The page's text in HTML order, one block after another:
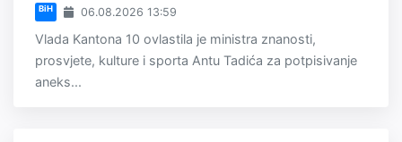
BiH 06.08.2026 13:59
Vlada Kantona 10 ovlastila je ministra znanosti,
prosvjete, kulture i sporta Antu Tadića za potpisivanje
aneks...